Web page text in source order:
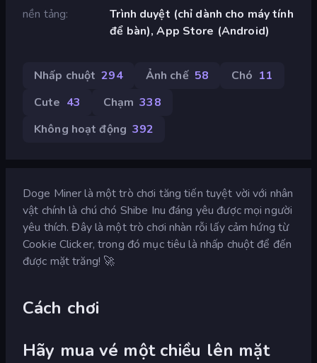
nền tảng
Trình duyệt (chỉ dành cho máy tính
để bàn), App Store (Android)
Nhấp chuột 294 Ảnh chế 58 Chó 11
Cute 43 Chạm 338
Không hoạt động 392
Doge Miner là một trò chơi tăng tiến tuyệt vời với nhân
vật chính là chú chó Shibe Inu đáng yêu được mọi người
yêu thích. Đây là một trò chơi nhàn rỗi lấy cảm hứng từ
Cookie Clicker, trong đó mục tiêu là nhấp chuột để đến
được mặt trăng! 🚀
Cách chơi
Hãy mua vé một chiều lên mặt